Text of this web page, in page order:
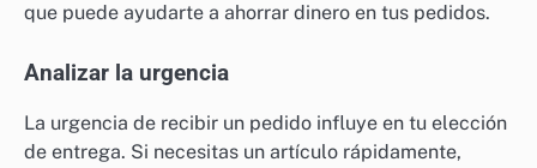
que puede ayudarte a ahorrar dinero en tus pedidos.
Analizar la urgencia
La urgencia de recibir un pedido influye en tu elección
de entrega. Si necesitas un artículo rápidamente,